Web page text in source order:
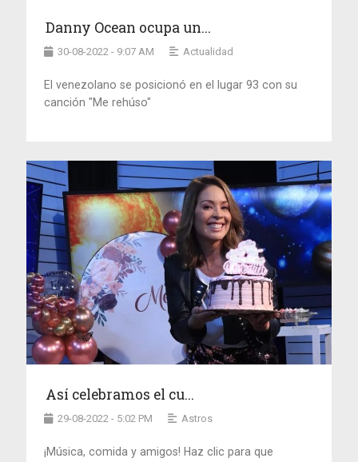
Danny Ocean ocupa un...
30-08-2022 - 9:07 AM Actualidad
El venezolano se posicionó en el lugar 93 con su
canción "Me rehúso"
Así celebramos el cu...
29-08-2022 - 5:02 PM Astros
¡Música, comida y amigos! Haz clic para que